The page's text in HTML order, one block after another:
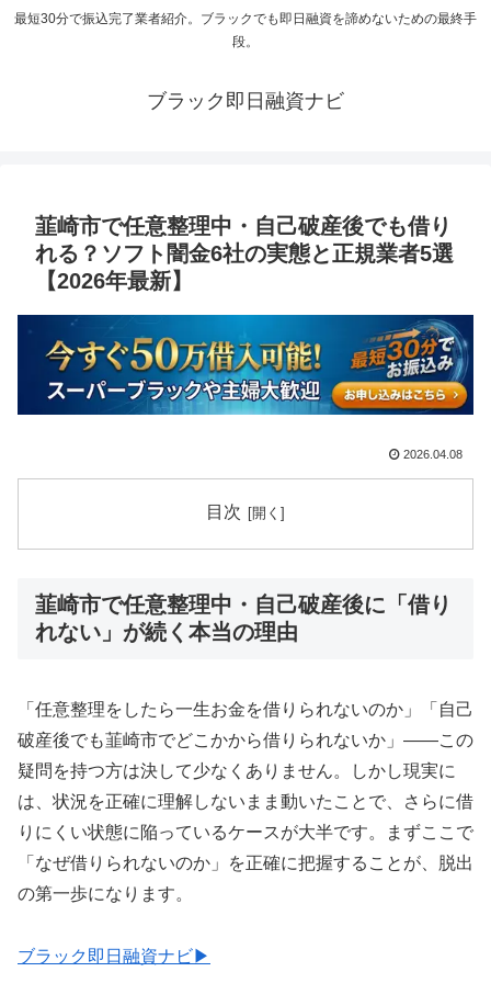
最短30分で振込完了業者紹介。ブラックでも即日融資を諦めないための最終手
段。
ブラック即日融資ナビ
韮崎市で任意整理中・自己破産後でも借り
れる？ソフト闇金6社の実態と正規業者5選
【2026年最新】
2026.04.08
目次
韮崎市で任意整理中・自己破産後に「借り
れない」が続く本当の理由
「任意整理をしたら一生お金を借りられないのか」「自己
破産後でも韮崎市でどこかから借りられないか」——この
疑問を持つ方は決して少なくありません。しかし現実に
は、状況を正確に理解しないまま動いたことで、さらに借
りにくい状態に陥っているケースが大半です。まずここで
「なぜ借りられないのか」を正確に把握することが、脱出
の第一歩になります。
ブラック即日融資ナビ▶